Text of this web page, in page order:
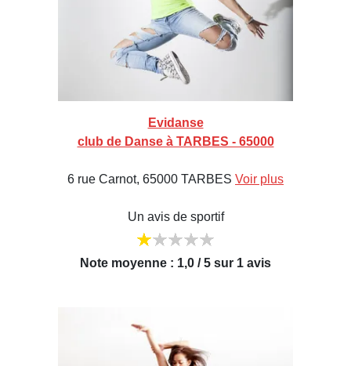
Evidanse
club de Danse à TARBES - 65000
6 rue Carnot, 65000 TARBES Voir plus
Un avis de sportif
Note moyenne : 1,0 / 5 sur 1 avis